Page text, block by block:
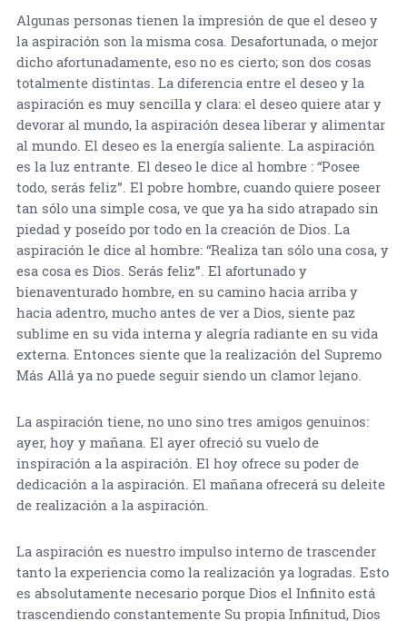
Algunas personas tienen la impresión de que el deseo y
la aspiración son la misma cosa. Desafortunada, o mejor
dicho afortunadamente, eso no es cierto; son dos cosas
totalmente distintas. La diferencia entre el deseo y la
aspiración es muy sencilla y clara: el deseo quiere atar y
devorar al mundo, la aspiración desea liberar y alimentar
al mundo. El deseo es la energía saliente. La aspiración
es la luz entrante. El deseo le dice al hombre : “Posee
todo, serás feliz”. El pobre hombre, cuando quiere poseer
tan sólo una simple cosa, ve que ya ha sido atrapado sin
piedad y poseído por todo en la creación de Dios. La
aspiración le dice al hombre: “Realiza tan sólo una cosa, y
esa cosa es Dios. Serás feliz”. El afortunado y
bienaventurado hombre, en su camino hacia arriba y
hacia adentro, mucho antes de ver a Dios, siente paz
sublime en su vida interna y alegría radiante en su vida
externa. Entonces siente que la realización del Supremo
Más Allá ya no puede seguir siendo un clamor lejano.
La aspiración tiene, no uno sino tres amigos genuinos:
ayer, hoy y mañana. El ayer ofreció su vuelo de
inspiración a la aspiración. El hoy ofrece su poder de
dedicación a la aspiración. El mañana ofrecerá su deleite
de realización a la aspiración.
La aspiración es nuestro impulso interno de trascender
tanto la experiencia como la realización ya logradas. Esto
es absolutamente necesario porque Dios el Infinito está
trascendiendo constantemente Su propia Infinitud, Dios